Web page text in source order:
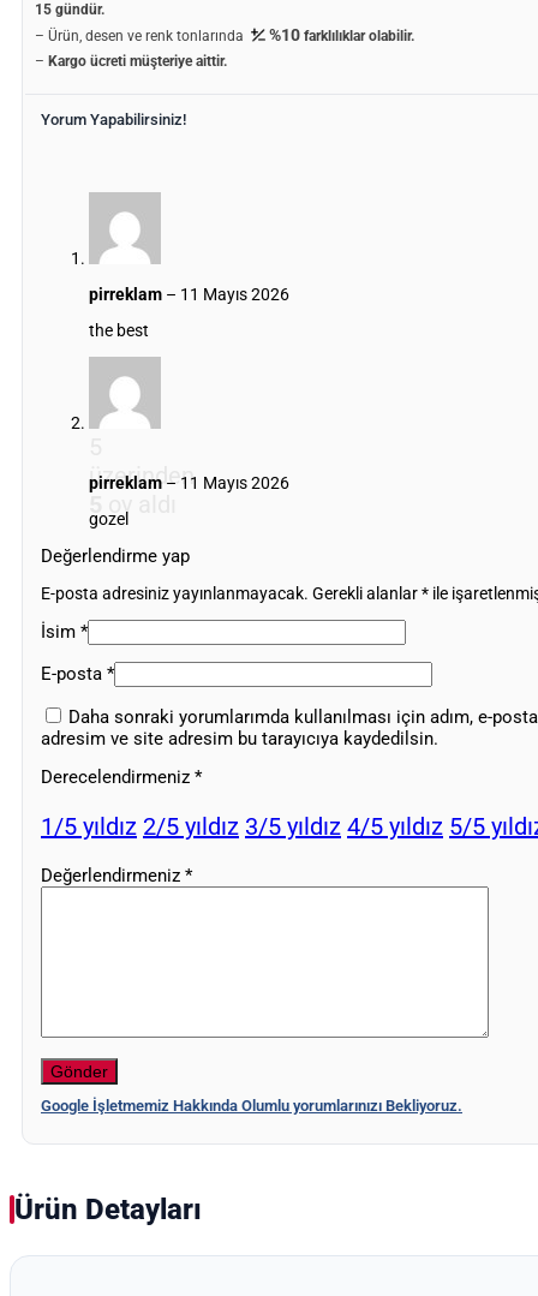
15 gündür.
– Ürün, desen ve renk tonlarında
%10 farklılıklar olabilir.
– Kargo ücreti müşteriye aittir.
Yorum Yapabilirsiniz!
pirreklam – 11 Mayıs 2026
the best
üzerinden
oy aldı
pirreklam – 11 Mayıs 2026
gozel
Değerlendirme yap
E-posta adresiniz yayınlanmayacak. Gerekli alanlar* ile
İsim *
E-posta *
Daha sonraki yorumlarımda kullanılması için adım, e-posta
adresim ve site adresim bu tarayıcıya kaydedilsin.
Derecelendirmeniz *
1/5 yıldız 2/5 yıldız 3/5 yıldız 4/5 yıldız 5/5
Değerlendirmeniz *
Google İşletmemiz Hakkında Olumlu yorumlarınızı Bekliyoruz.
Ürün Detayları